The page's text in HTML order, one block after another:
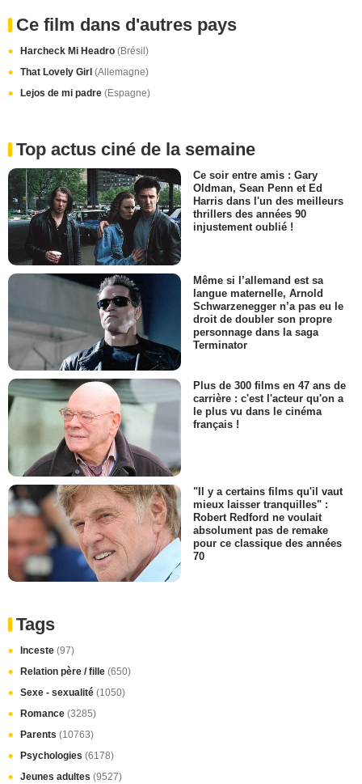
Ce film dans d'autres pays
Harcheck Mi Headro (Brésil)
That Lovely Girl (Allemagne)
Lejos de mi padre (Espagne)
Top actus ciné de la semaine
Ce soir entre amis : Gary
Oldman, Sean Penn et Ed
Harris dans l'un des meilleurs
thrillers des années 90
injustement oublié !
Même si l’allemand est sa
langue maternelle, Arnold
Schwarzenegger n’a pas eu le
droit de doubler son propre
personnage dans la saga
Terminator
Plus de 300 films en 47 ans de
carrière : c'est l'acteur qu'on a
le plus vu dans le cinéma
français !
"Il y a certains films qu'il vaut
mieux laisser tranquilles" :
Robert Redford ne voulait
absolument pas de remake
pour ce classique des années
70
Tags
Inceste (97)
Relation père / fille (650)
Sexe - sexualité (1050)
Romance (3285)
Parents (10763)
Psychologies (6178)
Jeunes adultes (9527)